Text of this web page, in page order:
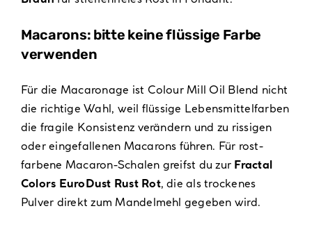
Macarons: bitte keine flüssige Farbe
verwenden
Für die Macaronage ist Colour Mill Oil Blend nicht
die richtige Wahl, weil flüssige Lebensmittelfarben
die fragile Konsistenz verändern und zu rissigen
oder eingefallenen Macarons führen. Für rost-
farbene Macaron-Schalen greifst du zur Fractal
Colors EuroDust Rust Rot, die als trockenes
Pulver direkt zum Mandelmehl gegeben wird.